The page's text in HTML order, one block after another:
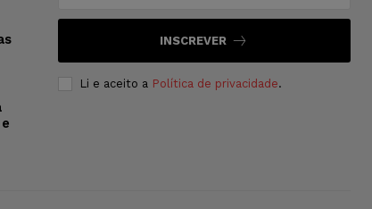
INSCREVER
Li e aceito a Política de privacidade.